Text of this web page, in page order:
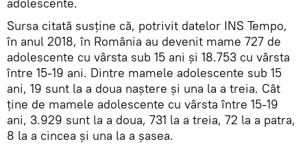
Sursa citată susține că, potrivit datelor INS Tempo,
în anul 2018, în România au devenit mame 727 de
adolescente cu vârsta sub 15 ani şi 18.753 cu vârsta
între 15-19 ani. Dintre mamele adolescente sub 15
ani, 19 sunt la a doua naştere şi una la a treia. Cât
ţine de mamele adolescente cu vârsta între 15-19
ani, 3.929 sunt la a doua, 731 la a treia, 72 la a patra,
8 la a cincea şi una la a şasea.